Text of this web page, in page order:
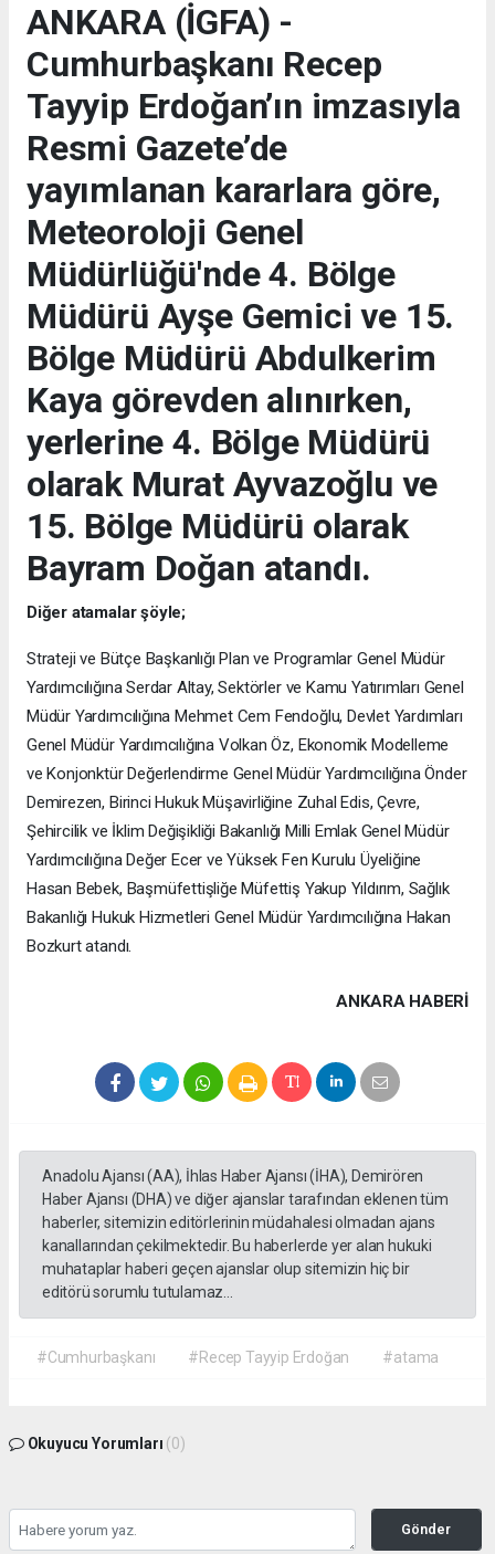
ANKARA (İGFA) -
Cumhurbaşkanı Recep
Tayyip Erdoğan’ın imzasıyla
Resmi Gazete’de
yayımlanan kararlara göre,
Meteoroloji Genel
Müdürlüğü'nde 4. Bölge
Müdürü Ayşe Gemici ve 15.
Bölge Müdürü Abdulkerim
Kaya görevden alınırken,
yerlerine 4. Bölge Müdürü
olarak Murat Ayvazoğlu ve
15. Bölge Müdürü olarak
Bayram Doğan atandı.
Diğer atamalar şöyle;
Strateji ve Bütçe Başkanlığı Plan ve Programlar Genel Müdür
Yardımcılığına Serdar Altay, Sektörler ve Kamu Yatırımları Genel
Müdür Yardımcılığına Mehmet Cem Fendoğlu, Devlet Yardımları
Genel Müdür Yardımcılığına Volkan Öz, Ekonomik Modelleme
ve Konjonktür Değerlendirme Genel Müdür Yardımcılığına Önder
Demirezen, Birinci Hukuk Müşavirliğine Zuhal Edis, Çevre,
Şehircilik ve İklim Değişikliği Bakanlığı Milli Emlak Genel Müdür
Yardımcılığına Değer Ecer ve Yüksek Fen Kurulu Üyeliğine
Hasan Bebek, Başmüfettişliğe Müfettiş Yakup Yıldırım, Sağlık
Bakanlığı Hukuk Hizmetleri Genel Müdür Yardımcılığına Hakan
Bozkurt atandı.
ANKARA HABERİ
Anadolu Ajansı (AA), İhlas Haber Ajansı (İHA), Demirören
Haber Ajansı (DHA) ve diğer ajanslar tarafından eklenen tüm
haberler, sitemizin editörlerinin müdahalesi olmadan ajans
kanallarından çekilmektedir. Bu haberlerde yer alan hukuki
muhataplar haberi geçen ajanslar olup sitemizin hiç bir
editörü sorumlu tutulamaz...
#Cumhurbaşkanı #Recep Tayyip Erdoğan #atama
Okuyucu Yorumları (0)
Gönder